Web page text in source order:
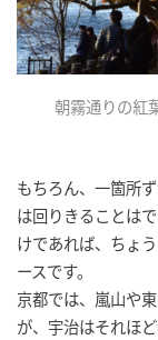
朝霧通りの
もちろん、一箇所
は回りきることは
けであれば、ちょ
ースです。
京都では、嵐山や
が、宇治はそれほ